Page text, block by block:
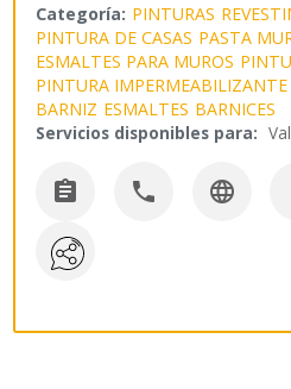
Categoría: PINTURAS
PINTURA DE CASAS PASTA
ESMALTES PARA MUROS
PINTURA IMPERMEABILIZANTE
BARNIZ ESMALTES BARNICES
Servicios disponibles para:
  